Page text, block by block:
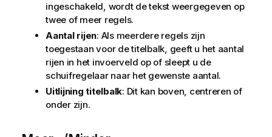
ingeschakeld, wordt de tekst weergegeven op
twee of meer regels.
Aantal rijen: Als meerdere regels zijn
toegestaan voor de titelbalk, geeft u het aantal
rijen in het invoerveld op of sleept u de
schuifregelaar naar het gewenste aantal.
Uitlijning titelbalk: Dit kan boven, centreren of
onder zijn.